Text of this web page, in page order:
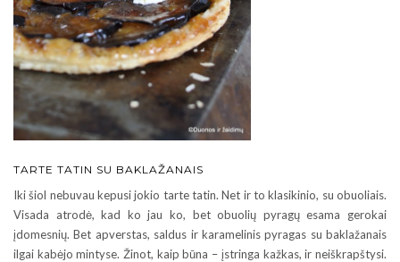
TARTE TATIN SU BAKLAŽANAIS
Iki šiol nebuvau kepusi jokio tarte tatin. Net ir to klasikinio, su obuoliais.
Visada atrodė, kad ko jau ko, bet obuolių pyragų esama gerokai
įdomesnių. Bet apverstas, saldus ir karamelinis pyragas su baklažanais
ilgai kabėjo mintyse. Žinot, kaip būna – įstringa kažkas, ir neiškrapštysi.